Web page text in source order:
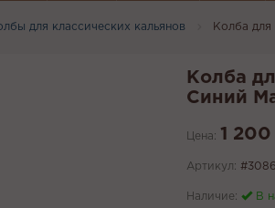
для классических кальянов Колба для
Колба
Синий
Цена: 1 200
Артикул:
Наличие: В